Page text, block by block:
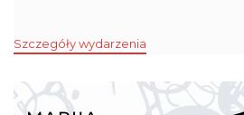
Szczegóły wydarzenia